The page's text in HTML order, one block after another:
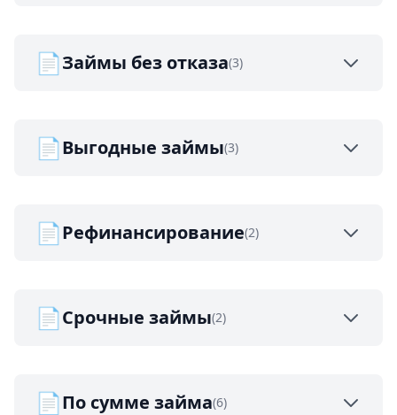
📄Займы без отказа(3)
📄Выгодные займы(3)
📄Рефинансирование(2)
📄Срочные займы(2)
📄По сумме займа(6)